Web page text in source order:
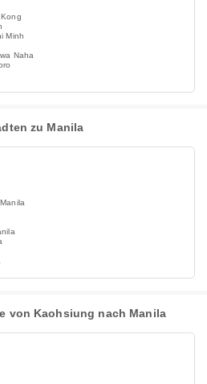
Minh
Naha
zu Manila
von Kaohsiung nach Manila